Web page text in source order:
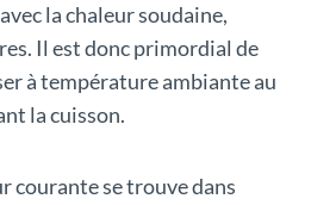
la chaleur soudaine,
Il est donc primordial de
à température ambiante au
la cuisson.
courante se trouve dans